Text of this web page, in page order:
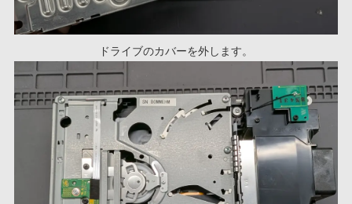
ドライブのカバーを外します。